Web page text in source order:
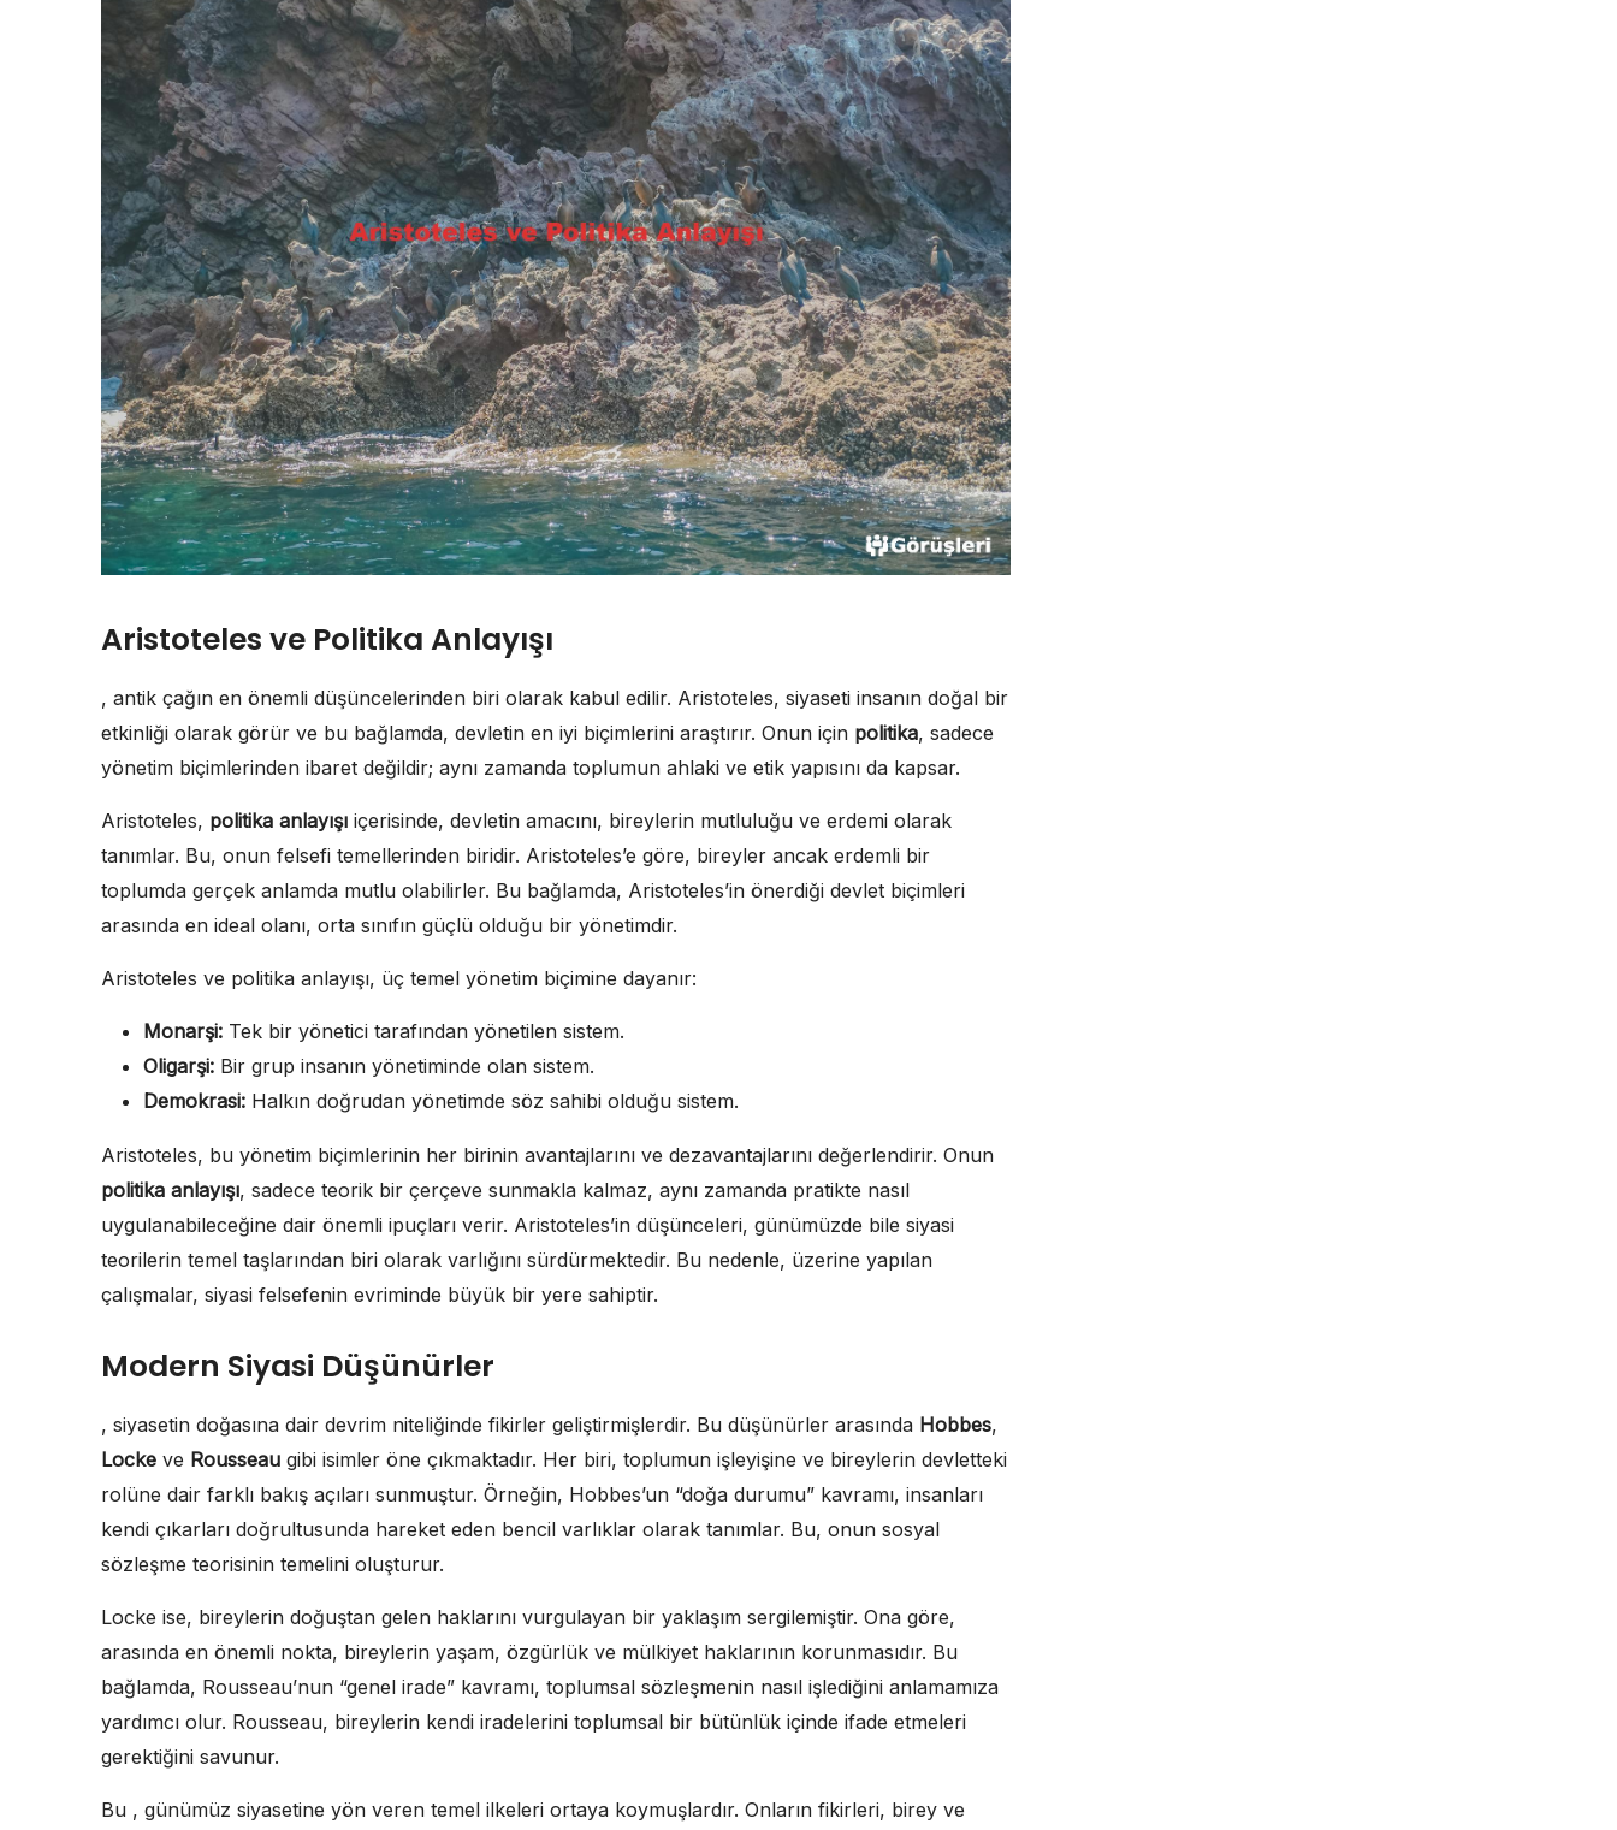
Aristoteles ve Politika Anlayışı
, antik çağın en önemli düşüncelerinden biri olarak kabul edilir. Aristoteles, siyaseti insanın doğal bir
etkinliği olarak görür ve bu bağlamda, devletin en iyi biçimlerini araştırır. Onun için politika, sadece
yönetim biçimlerinden ibaret değildir; aynı zamanda toplumun ahlaki ve etik yapısını da kapsar.
Aristoteles, politika anlayışı içerisinde, devletin amacını, bireylerin mutluluğu ve erdemi olarak
tanımlar. Bu, onun felsefi temellerinden biridir. Aristoteles’e göre, bireyler ancak erdemli bir
toplumda gerçek anlamda mutlu olabilirler. Bu bağlamda, Aristoteles’in önerdiği devlet biçimleri
arasında en ideal olanı, orta sınıfın güçlü olduğu bir yönetimdir.
Aristoteles ve politika anlayışı, üç temel yönetim biçimine dayanır:
Monarşi: Tek bir yönetici tarafından yönetilen sistem.
Oligarşi: Bir grup insanın yönetiminde olan sistem.
Demokrasi: Halkın doğrudan yönetimde söz sahibi olduğu sistem.
Aristoteles, bu yönetim biçimlerinin her birinin avantajlarını ve dezavantajlarını değerlendirir. Onun
politika anlayışı, sadece teorik bir çerçeve sunmakla kalmaz, aynı zamanda pratikte nasıl
uygulanabileceğine dair önemli ipuçları verir. Aristoteles’in düşünceleri, günümüzde bile siyasi
teorilerin temel taşlarından biri olarak varlığını sürdürmektedir. Bu nedenle, üzerine yapılan
çalışmalar, siyasi felsefenin evriminde büyük bir yere sahiptir.
Modern Siyasi Düşünürler
, siyasetin doğasına dair devrim niteliğinde fikirler geliştirmişlerdir. Bu düşünürler arasında Hobbes,
Locke ve Rousseau gibi isimler öne çıkmaktadır. Her biri, toplumun işleyişine ve bireylerin devletteki
rolüne dair farklı bakış açıları sunmuştur. Örneğin, Hobbes’un “doğa durumu” kavramı, insanları
kendi çıkarları doğrultusunda hareket eden bencil varlıklar olarak tanımlar. Bu, onun sosyal
sözleşme teorisinin temelini oluşturur.
Locke ise, bireylerin doğuştan gelen haklarını vurgulayan bir yaklaşım sergilemiştir. Ona göre,
arasında en önemli nokta, bireylerin yaşam, özgürlük ve mülkiyet haklarının korunmasıdır. Bu
bağlamda, Rousseau’nun “genel irade” kavramı, toplumsal sözleşmenin nasıl işlediğini anlamamıza
yardımcı olur. Rousseau, bireylerin kendi iradelerini toplumsal bir bütünlük içinde ifade etmeleri
gerektiğini savunur.
Bu , günümüz siyasetine yön veren temel ilkeleri ortaya koymuşlardır. Onların fikirleri, birey ve